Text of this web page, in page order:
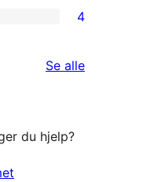
4
Se alleomtalene
du hjelp?